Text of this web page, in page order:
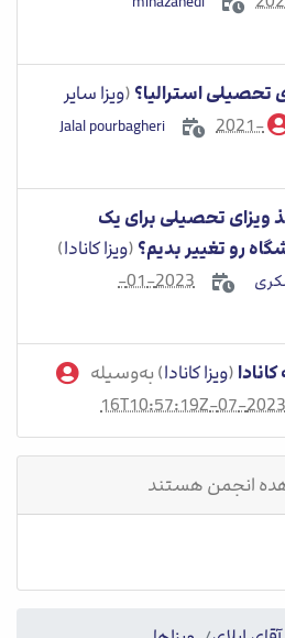
تحصیلی استرالیا؟ (ویزا سایر
2021-
ویزای تحصیلی برای یک
رو تغییر بدیم؟ (ویزا کانادا)
2023-01-
(ویزا کانادا) به‌وسیله
2023-07-16T10:57:19Z
انجمن هستند